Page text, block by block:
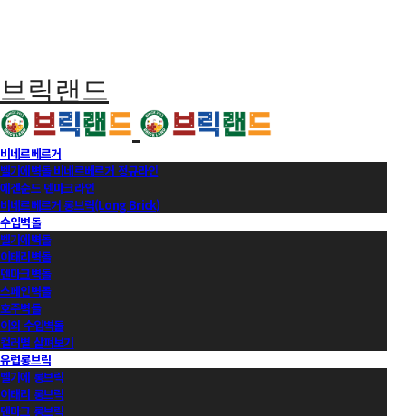
브릭랜드
비네르베르거
벨기에벽돌 비네르베르거 정규라인
에겐순드 덴마크라인
비네르베르거 롱브릭(Long Brick)
수입벽돌
벨기에벽돌
이태리벽돌
덴마크벽돌
스페인벽돌
호주벽돌
이외 수입벽돌
컬러별 살펴보기
유럽롱브릭
벨기에 롱브릭
이태리 롱브릭
덴마크 롱브릭